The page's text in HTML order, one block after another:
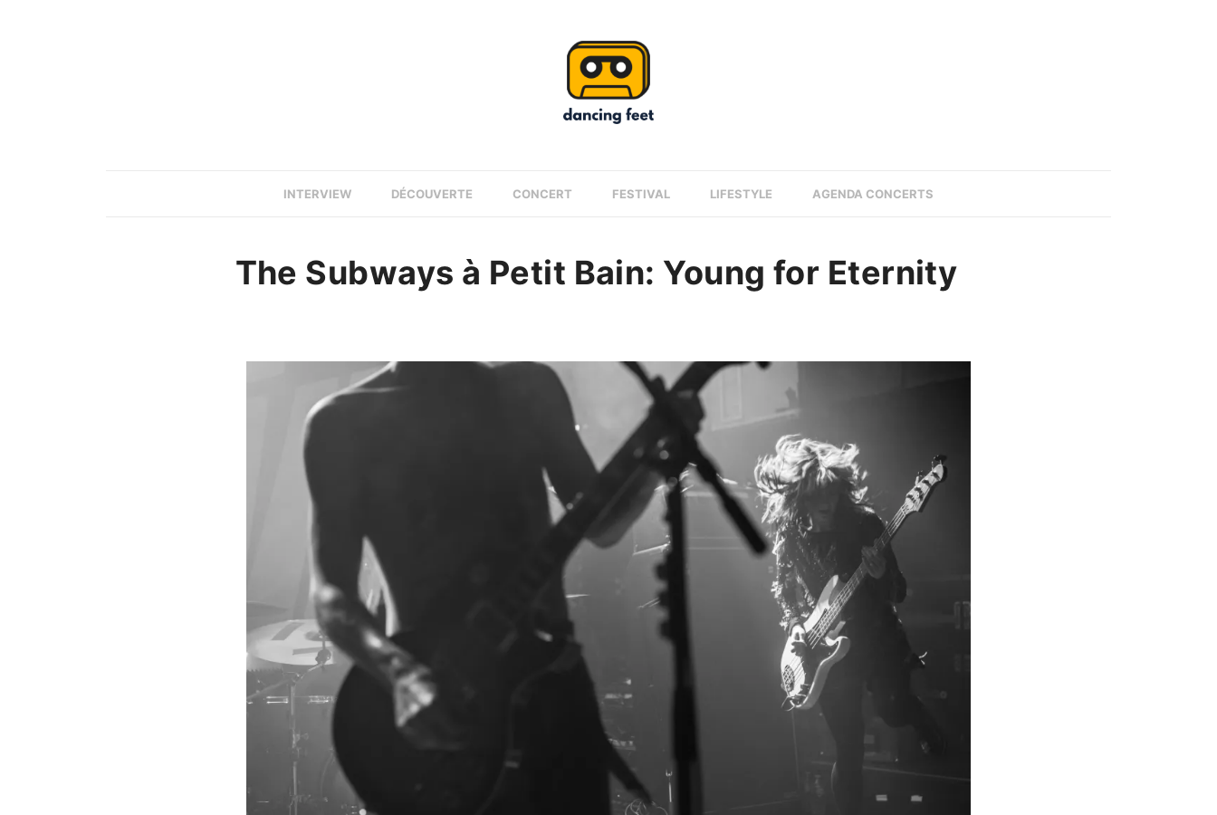
INTERVIEW DÉCOUVERTE CONCERT FESTIVAL LIFESTYLE AGENDA CONCERTS
The Subways à Petit Bain: Young for Eternity